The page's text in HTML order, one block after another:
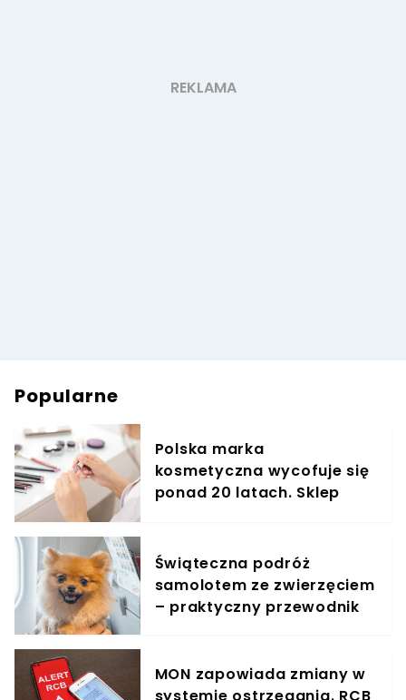
Popularne
Polska marka
kosmetyczna wycofuje się
ponad 20 latach. Sklep
Świąteczna podróż
samolotem ze zwierzęciem
– praktyczny przewodnik
MON zapowiada zmiany w